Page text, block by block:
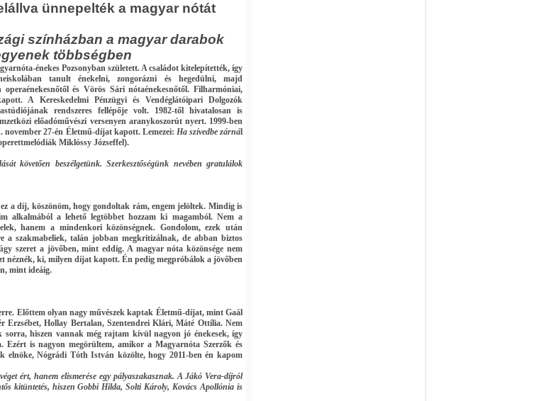
ünnepelték a magyar nótát
színházban a magyar darabok
többségben
énekes Pozsonyban született. A családot kitelepítették, így
tanult énekelni, zongorázni és hegedülni, majd
és Vörös Sári nótaénekesnőtől. Filharmóniai,
A Kereskedelmi Pénzügyi és Vendéglátóipari Dolgozók
rendszeres fellépője volt. 1982-től hivatalosan is
előadóművészi versenyen aranykoszorút nyert. 1999-ben
november 27-én Életmű-díjat kapott. Lemezei: Ha szívedbe zárnál
Miklóssy Józseffel).
követően beszélgetünk. Szerkesztőségünk nevében gratulálok
a díj, köszönöm, hogy gondoltak rám, engem jelöltek. Mindig is
alkalmából a lehető legtöbbet hozzam ki magamból. Nem a
hanem a mindenkori közönségnek. Gondolom, ezek után
a szakmabeliek, talán jobban megkritizálnak, de abban biztos
szeret a jövőben, mint eddig. A magyar nóta közönsége nem
néznék, ki, milyen díjat kapott. Én pedig megpróbálok a jövőben
mint ideáig.
Előttem olyan nagy művészek kaptak Életmű-díjat, mint Gaál
Erzsébet, Hollay Bertalan, Szentendrei Klári, Máté Ottília. Nem
sorra, hiszen vannak még rajtam kívül nagyon jó énekesek, így
Ezért is nagyon megörültem, amikor a Magyarnóta Szerzők és
elnöke, Nógrádi Tóth István közölte, hogy 2011-ben én kapom
ért, hanem elismerése egy pályaszakasznak. A Jákó Vera-díjról
kitüntetés, hiszen Gobbi Hilda, Solti Károly, Kovács Apollónia is